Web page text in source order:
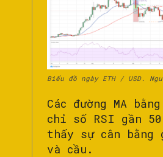
Biểu đồ ngày ETH / USD.
Các đường MA
chỉ số RSI gần 50
thấy sự cân bằng
và cầu.